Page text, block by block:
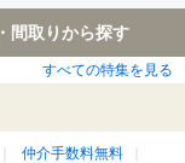
間取りから探す
すべての特集を見る
仲介手数料無料